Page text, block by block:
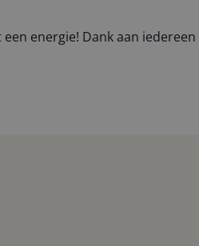
energie! Dank aan iedereen